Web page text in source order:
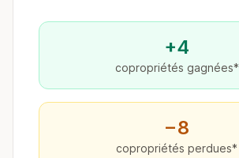
+4
copropriétés gagnées*
−8
copropriétés perdues*